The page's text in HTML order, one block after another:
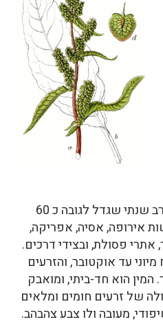
Rumex crispus הוא צמח רב שנתי שגדל לגובה כ 60
אירופה, אסיה, אפריקה,
פסולת, ובצידי דרכים.
עד אוקטובר, והזרעים
המין הוא חד-ביתי, ומואבק
של זרעים חומים ומלאים
מעובה ולו צבע צהבהב.